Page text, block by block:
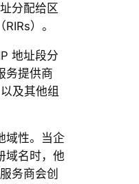
分配给区
）。
地址段分
务提供商
及其他组
域性。当企
域名时，他
务商会创